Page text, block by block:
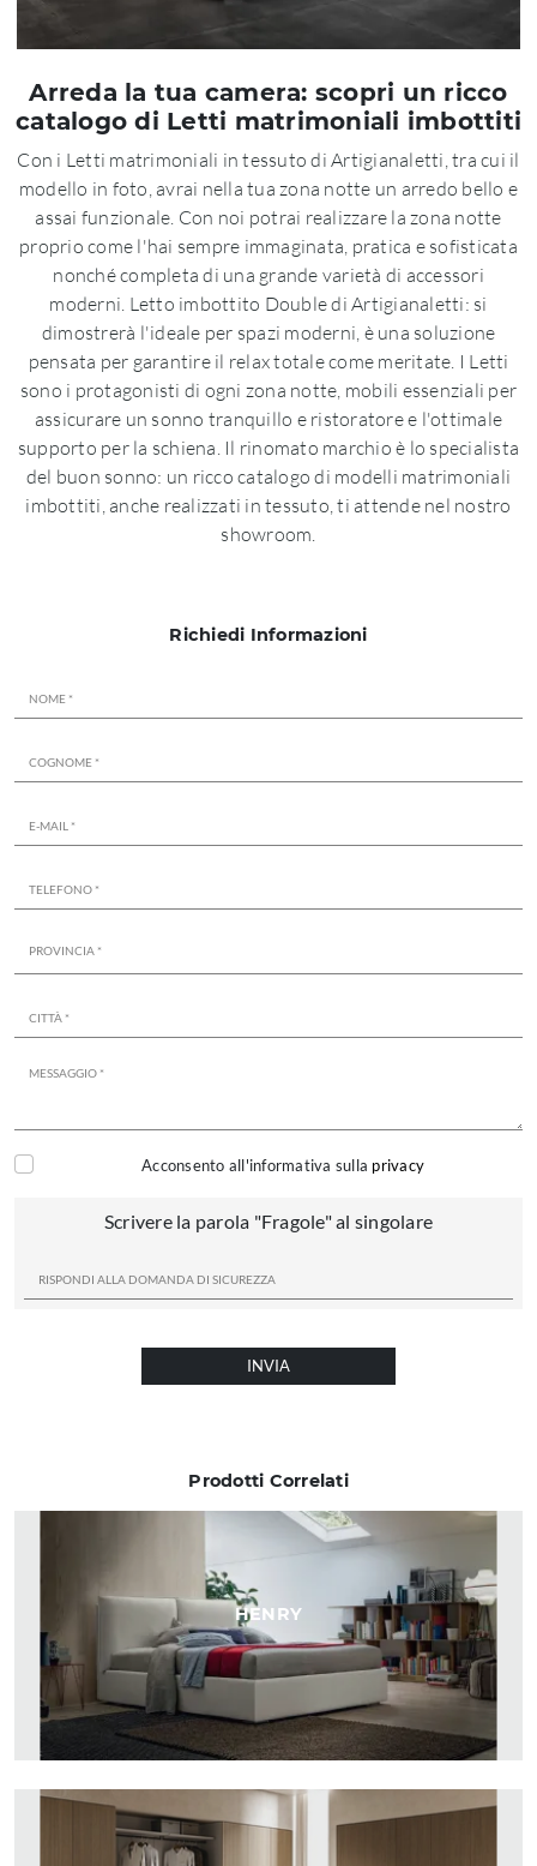
Arreda la tua camera: scopri un ricco
catalogo di Letti matrimoniali imbottiti
Con i Letti matrimoniali in tessuto di Artigianaletti, tra cui il
modello in foto, avrai nella tua zona notte un arredo bello e
assai funzionale. Con noi potrai realizzare la zona notte
proprio come l'hai sempre immaginata, pratica e sofisticata
nonché completa di una grande varietà di accessori
moderni. Letto imbottito Double di Artigianaletti: si
dimostrerà l'ideale per spazi moderni, è una soluzione
pensata per garantire il relax totale come meritate. I Letti
sono i protagonisti di ogni zona notte, mobili essenziali per
assicurare un sonno tranquillo e ristoratore e l'ottimale
supporto per la schiena. Il rinomato marchio è lo specialista
del buon sonno: un ricco catalogo di modelli matrimoniali
imbottiti, anche realizzati in tessuto, ti attende nel nostro
showroom.
Prodotti Correlati
HENRY
Richiedi Informazioni
Acconsento all'informativa sulla privacy
Scrivere la parola "Fragole" al singolare
INVIA